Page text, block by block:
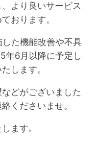
より良いサービス
おります。
た機能改善や不具
年6月以降に予定し
します。
どがございました
くださいませ。
ます。